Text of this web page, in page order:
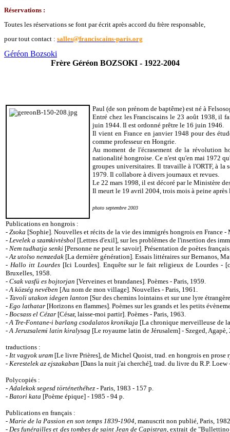
Réservations :
Toutes les réservations se font par écrit après accord du frère responsable,
pour tout contact : salles@franciscains-paris.org
Géréon Bozsoki
Frère Géréon BOZSOKI - 1922-2004
Paul (de son prénom de baptême) est né à
Entré chez les Franciscains le 23 août 1938, il
juin 1944. Il est ordonné prêtre le 16 juin 1946.
Il vient en France en janvier 1948 pour des
comme professeur en Hongrie.
Au moment de l'écrasement de la révolution
nationalité hongroise. Ce n'est qu'en mai 1972
groupes universitaires. Il travaille à l'ORTF, à la
1979. Il collabore à divers journaux et revues.
Le 22 mars 1998, il est décoré par le Ministère
Il meurt le 19 avril 2004, trois mois à peine
photo septembre 2003
Publications en hongrois :
- Zsoka [Sophie]. Nouvelles et récits de la vie des immigrés hongrois en France
- Levelek a szamkivtèsbol [Lettres d'exil], sur les problèmes de l'insertion des
- Nem tudhatja senki [Personne ne peut le savoir]. Présentation de poètes
- Az utolso nemzedak [La dernière génération]. Essais littéraires sur Bernanos,
- Hallo itt Lourdes[Ici Lourdes]. Enquête sur le fait religieux de Lourdes -
Bruxelles, 1958.
- Csak vasfü es bojtorjan [Verveines et brandanes]. Poèmes - Paris, 1959.
- A község nevében [Au nom de mon village]. Nouvelles - Paris, 1961.
- Tavoli utakon idegen lanton [Sur des chemins lointains et sur une lyre
- Ego lathatar [Horizons en flammes]. Poèmes sur les grands et les petits
- Bocsass el Cézar [César, laisse-moi partir]. Poèmes - Paris, 1963.
- A Tre-Fontane-i barlang csodalatos kronikaja [La chronique merveilleuse de
- A Jeruzsalemi latin kiralysag [Le royaume latin de Jérusalem] - Szeged,
traductions :
- Itt vagyok uram [Le livre Prières], de Michel Quoist, trad. en hongrois en prose
- Kerestelek az ejszakaban [Dans la nuit j'ai cherché], trad. du livre du R.P. Loew
Polycopiés :
- Adalekok segesd történethéhez - Paris, 1983 - 157 p.
- Batori kata [Poème épique] - 1985 - 94 p.
Publications en français :
- Marie de la Passion en son temps 1839-1904 , manuscrit non publié, Paris,
- Des funérailles et des tombes de saint Jean de Capistran , extrait de